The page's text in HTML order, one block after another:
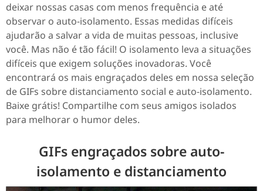
deixar nossas casas com menos frequência e até
observar o auto-isolamento. Essas medidas difíceis
ajudarão a salvar a vida de muitas pessoas, inclusive
você. Mas não é tão fácil! O isolamento leva a situações
difíceis que exigem soluções inovadoras. Você
encontrará os mais engraçados deles em nossa seleção
de GIFs sobre distanciamento social e auto-isolamento.
Baixe grátis! Compartilhe com seus amigos isolados
para melhorar o humor deles.
GIFs engraçados sobre auto-
isolamento e distanciamento